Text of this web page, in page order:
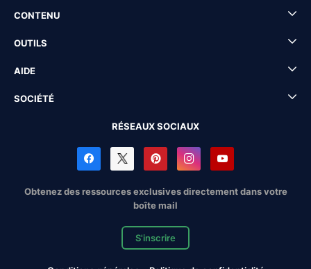
CONTENU
OUTILS
AIDE
SOCIÉTÉ
RÉSEAUX SOCIAUX
Obtenez des ressources exclusives directement dans votre
boîte mail
S'inscrire